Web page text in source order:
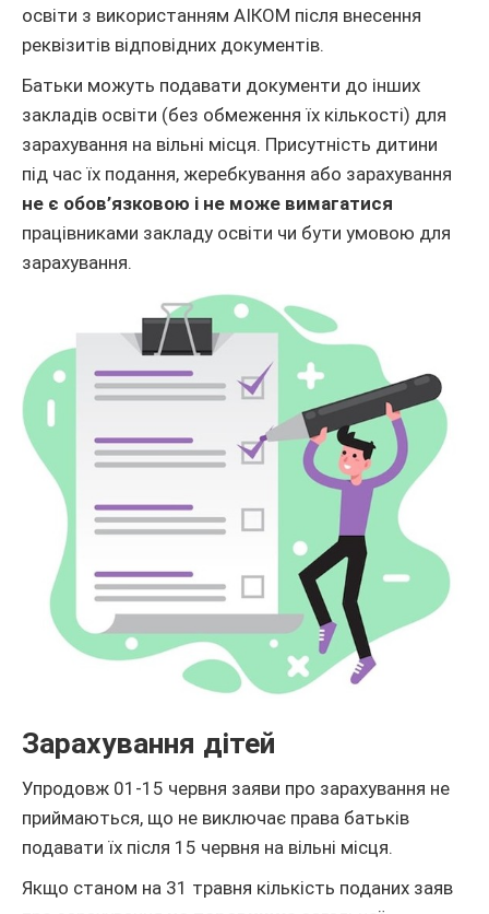
освіти з використанням АІКОМ після внесення
реквізитів відповідних документів.
Батьки можуть подавати документи до інших
закладів освіти (без обмеження їх кількості) для
зарахування на вільні місця. Присутність дитини
під час їх подання, жеребкування або зарахування
не є обов’язковою і не може вимагатися
працівниками закладу освіти чи бути умовою для
зарахування.
Зарахування дітей
Упродовж 01-15 червня заяви про зарахування не
приймаються, що не виключає права батьків
подавати їх після 15 червня на вільні місця.
Якщо станом на 31 травня кількість поданих заяв